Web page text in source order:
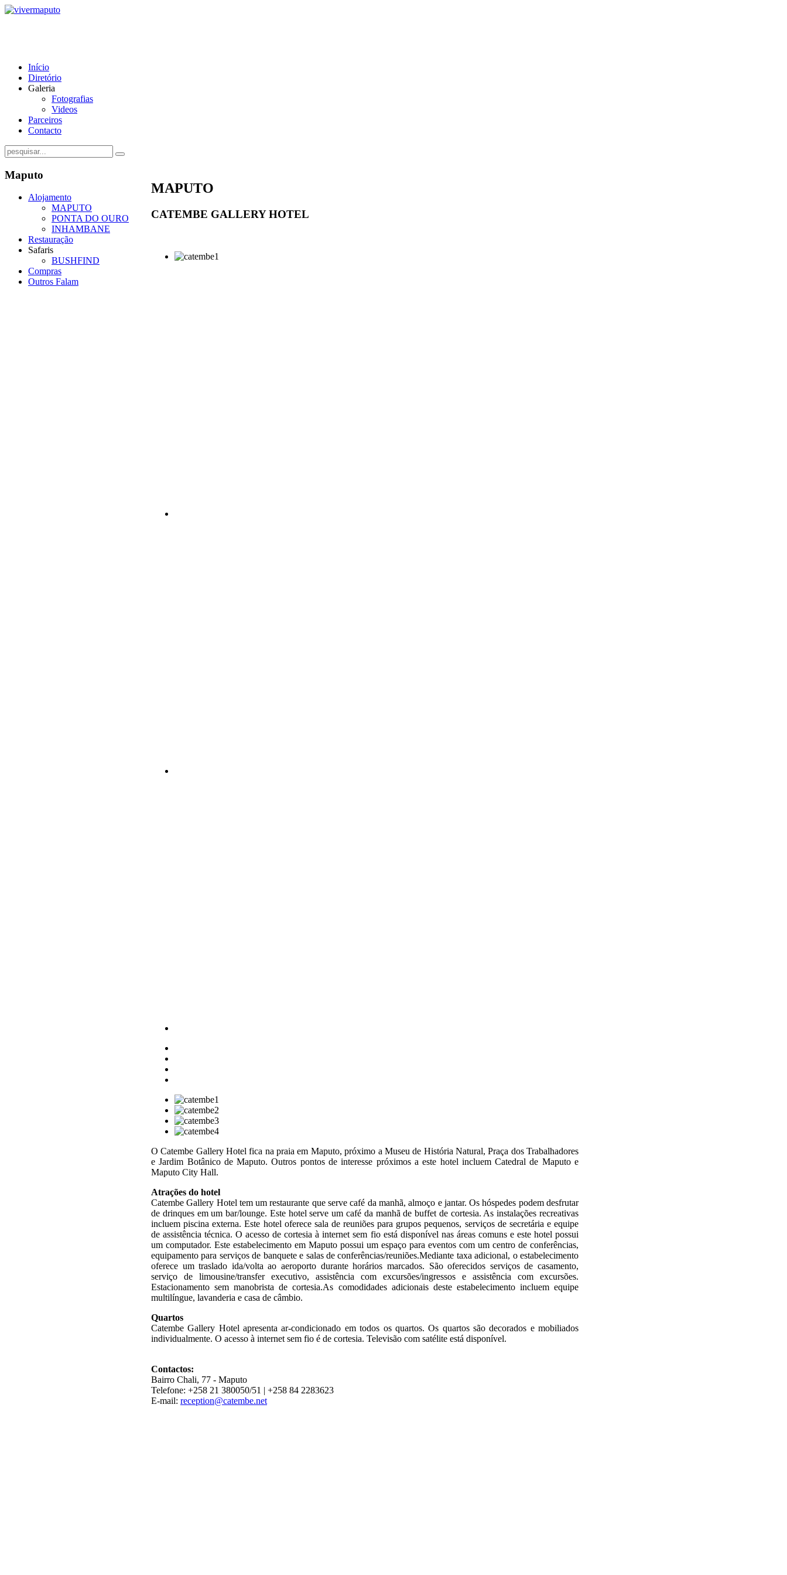
Início
Diretório
Galeria
Fotografias
Videos
Parceiros
Contacto
MAPUTO
CATEMBE GALLERY HOTEL
O Catembe Gallery Hotel fica na praia em Maputo, próximo a Museu de História Natural, Praça dos Trabalhadores
e Jardim Botânico de Maputo. Outros pontos de interesse próximos a este hotel incluem Catedral de Maputo e
Maputo City Hall.
Atrações do hotel
Catembe Gallery Hotel tem um restaurante que serve café da manhã, almoço e jantar. Os hóspedes podem desfrutar
de drinques em um bar/lounge. Este hotel serve um café da manhã de buffet de cortesia. As instalações recreativas
incluem piscina externa. Este hotel oferece sala de reuniões para grupos pequenos, serviços de secretária e equipe
de assistência técnica. O acesso de cortesia à internet sem fio está disponível nas áreas comuns e este hotel possui
um computador. Este estabelecimento em Maputo possui um espaço para eventos com um centro de conferências,
equipamento para serviços de banquete e salas de conferências/reuniões.Mediante taxa adicional, o estabelecimento
oferece um traslado ida/volta ao aeroporto durante horários marcados. São oferecidos serviços de casamento,
serviço de limousine/transfer executivo, assistência com excursões/ingressos e assistência com excursões.
Estacionamento sem manobrista de cortesia.As comodidades adicionais deste estabelecimento incluem equipe
multilíngue, lavanderia e casa de câmbio.
Quartos
Catembe Gallery Hotel apresenta ar-condicionado em todos os quartos. Os quartos são decorados e mobiliados
individualmente. O acesso à internet sem fio é de cortesia. Televisão com satélite está disponível.
Contactos:
Bairro Chali, 77 - Maputo
Telefone: +258 21 380050/51 | +258 84 2283623
E-mail: reception@catembe.net
Maputo
Alojamento
MAPUTO
PONTA DO OURO
INHAMBANE
Restauração
Safaris
BUSHFIND
Compras
Outros Falam